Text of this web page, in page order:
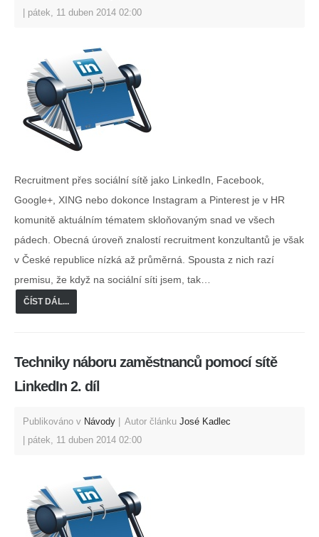
pátek, 11 duben 2014 02:00
Recruitment přes sociální sítě jako LinkedIn, Facebook,
Google+, XING nebo dokonce Instagram a Pinterest je v HR
komunitě aktuálním tématem skloňovaným snad ve všech
pádech. Obecná úroveň znalostí recruitment konzultantů je však
v České republice nízká až průměrná. Spousta z nich razí
premisu, že když na sociální síti jsem, tak…
ČÍST DÁL...
Techniky náboru zaměstnanců pomocí sítě
LinkedIn 2. díl
Publikováno v Návody Autor článku José Kadlec
pátek, 11 duben 2014 02:00